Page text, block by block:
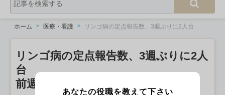
ホーム 医療・看護 リンゴ病の定点報告数、3週ぶりに2人台
リンゴ病の定点報告数、3週ぶりに2人
台
前週比2割増 JIHS
あなたの役職を教えて下さい